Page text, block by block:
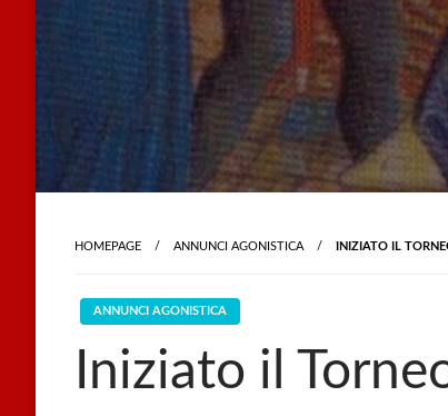
HOMEPAGE ANNUNCI AGONISTICA INIZIATO IL
ANNUNCI AGONISTICA
Iniziato il